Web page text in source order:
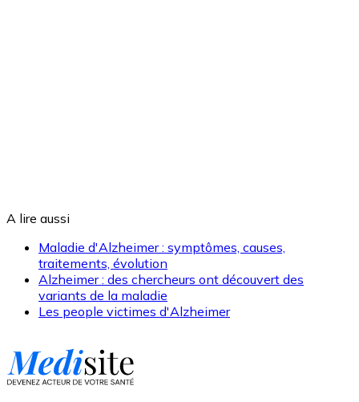
A lire aussi
Maladie d'Alzheimer : symptômes, causes,
traitements, évolution
Alzheimer : des chercheurs ont découvert des
variants de la maladie
Les people victimes d'Alzheimer